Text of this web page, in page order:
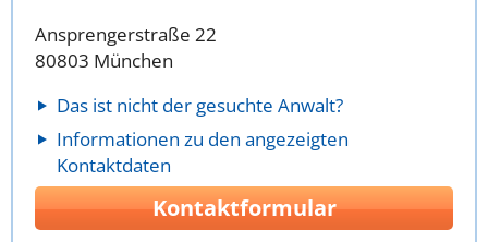
Ansprengerstraße 22
80803 München
Das ist nicht der gesuchte Anwalt?
Informationen zu den angezeigten
Kontaktdaten
Kontaktformular